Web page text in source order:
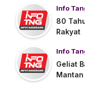
Info
80
Rakyat
Info
Geliat
Mantan